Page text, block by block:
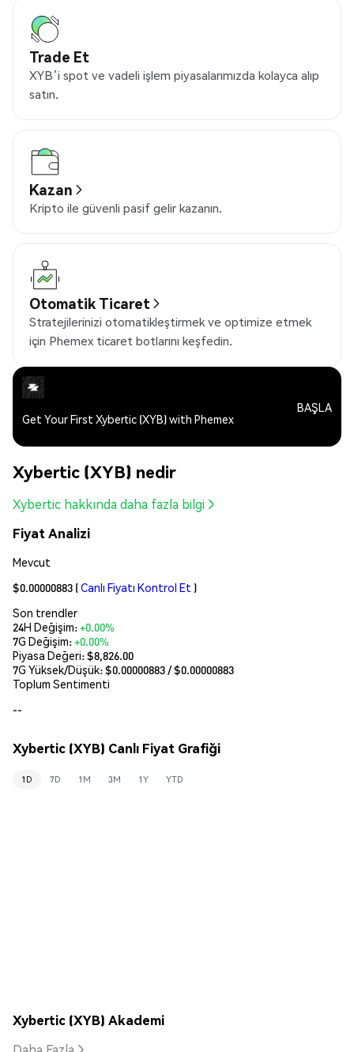
Trade Et
XYB’i spot ve vadeli işlem piyasalarımızda kolayca alıp
satın.
Kazan
Kripto ile güvenli pasif gelir kazanın.
Otomatik Ticaret
Stratejilerinizi otomatikleştirmek ve optimize etmek
için Phemex ticaret botlarını keşfedin.
Get Your First Xybertic (XYB) with Phemex
BAŞLA
Xybertic (XYB) nedir
Xybertic hakkında daha fazla bilgi
Fiyat Analizi
Mevcut
$0.00000883 (Canlı Fiyatı Kontrol Et )
Son trendler
24H Değişim:+0.00%
7G Değişim:+0.00%
Piyasa Değeri:$8,826.00
7G Yüksek/Düşük: $0.00000883/ $0.00000883
Toplum Sentimenti
--
Xybertic (XYB) Canlı Fiyat Grafiği
1D 7D 1M 3M 1Y YTD
Xybertic (XYB) Akademi